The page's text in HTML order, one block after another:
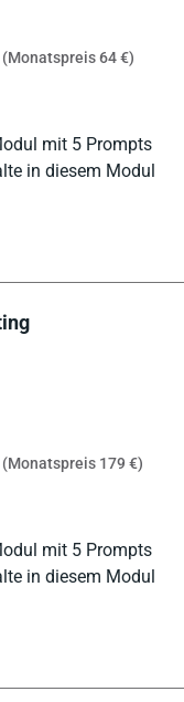
mit 5 Prompts
in diesem Modul
64 €)
mit 5 Prompts
in diesem Modul
179 €)